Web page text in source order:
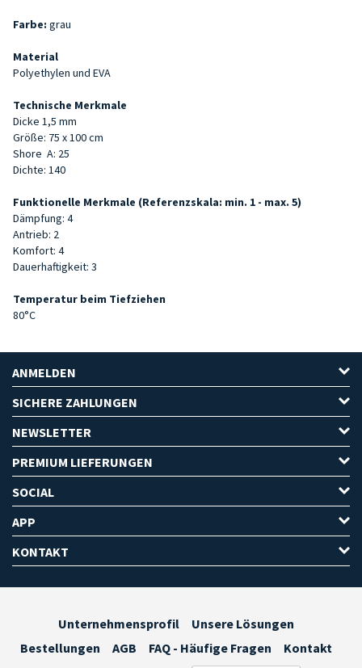
Farbe: grau
Material
Polyethylen und EVA
Technische Merkmale
Dicke 1,5 mm
Größe: 75 x 100 cm
Shore A: 25
Dichte: 140
Funktionelle Merkmale (Referenzskala: min. 1 - max. 5)
Dämpfung: 4
Antrieb: 2
Komfort: 4
Dauerhaftigkeit: 3
Temperatur beim Tiefziehen
80°C
ANMELDEN
SICHERE ZAHLUNGEN
NEWSLETTER
PREMIUM LIEFERUNGEN
SOCIAL
APP
KONTAKT
Unternehmensprofil
Unsere Lösungen
Bestellungen
AGB FAQ - Häufige Fragen
Kontakt